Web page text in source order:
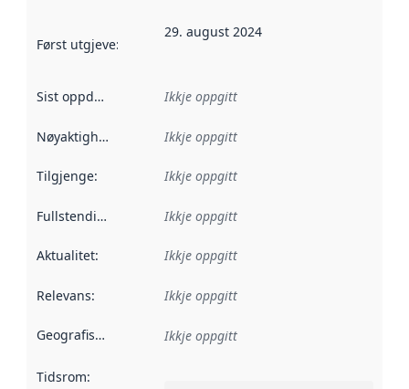
Først utgjeve: Denne datoen seier når dataa i dette
29. august 2024
Sist oppdatert Ikkje oppgitt
Nøyaktigheit Ikkje oppgitt
Tilgjenge: Ikkje oppgitt
Fullstendigheit Ikkje oppgitt
Aktualitet: Ikkje oppgitt
Relevans: Ikkje oppgitt
Geografisk område Ikkje oppgitt
Tidsrom: